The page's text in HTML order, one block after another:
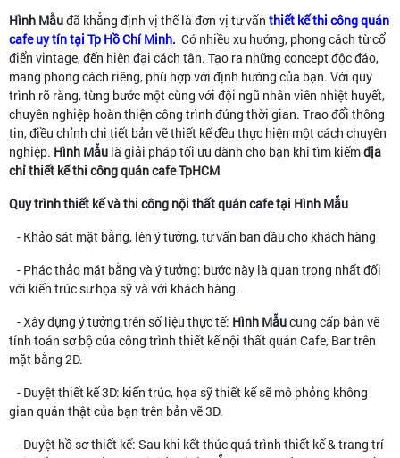
Hình Mẫuđã khẳng định vị thế là đơn vị tư vấn thiết kế thi công quán
cafe uy tín tại Tp Hồ Chí Minh. Có nhiều xu hướng, phong cách từ cổ
điển vintage, đến hiện đại cách tân. Tạo ra những concept độc đáo,
mang phong cách riêng, phù hợp với định hướng của bạn. Với quy
trình rõ ràng, từng bước một cùng với đội ngũ nhân viên nhiệt huyết,
chuyên nghiệp hoàn thiện công trình đúng thời gian. Trao đổi thông
tin, điều chỉnh chi tiết bản vẽ thiết kế đều thực hiện một cách chuyên
nghiệp. Hình Mẫu là giải pháp tối ưu dành cho bạn khi tìm kiếmđịa
chỉ thiết kế thi công quán cafe TpHCM
Quy trình thiết kế và thi công nội thất quán cafe tại Hình Mẫu
- Khảo sát mặt bằng, lên ý tưởng, tư vấn ban đầu cho khách hàng
- Phác thảo mặt bằng và ý tưởng: bước này là quan trọng nhất đối
với kiến trúc sư họa sỹ và với khách hàng.
- Xây dựng ý tưởng trên số liệu thực tế: Hình Mẫucung cấp bản vẽ
tính toán sơ bộ của công trình thiết kế nội thất quán Cafe, Bar trên
mặt bằng 2D.
- Duyệt thiết kế 3D: kiến trúc, họa sỹ thiết kế sẽ mô phỏng không
gian quán thật của bạn trên bản vẽ 3D.
- Duyệt hồ sơ thiết kế: Sau khi kết thúc quá trình thiết kế & trang trí